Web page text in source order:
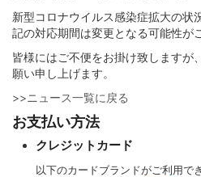
高周波同軸ケーブル・コネクター
消防・通信計装・電話・USB・ネッ
屋内配線・電力ケーブル
EMC・ノイズ対策製品
プラスチックボビン
ケミカル製品
テスター・その他工具
楽器用ケーブル・その他商品
アナログ･レコードアクセサリー
インシュレーター・スパイク・スタ
シート・テープ
SONG'S-AUDIO
インターコネクトケーブル(RCA)
インターコネクトケーブル(XLR)
インターコネクトケーブル（1/4イ
スピーカーケーブル切り売り
インターコネクトケーブル（RCA）
インターコネクトケーブル（XLR）
インターコネクトケーブル（1/4イ
切り売りケーブル
各種コネクター
新型コロナウイルス感染症拡大の状
記の対応期間は変更となる可能性が
皆様にはご不便をお掛け致しますが
願い申し上げます。
>>ニュース一覧に戻る
お支払い方法
クレジットカード
以下のカードブランドがご利用で